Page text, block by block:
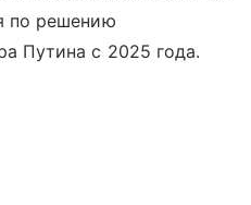
по решению
Путина с 2025 года.